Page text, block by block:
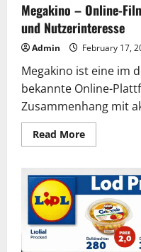
Megakino – Online-
und Nutzerinteresse
Admin February 17,
Megakino ist eine im
bekannte Online-
Zusammenhang mit
Read MoreRead
more
–
Online-
Streaming-
Trends
und